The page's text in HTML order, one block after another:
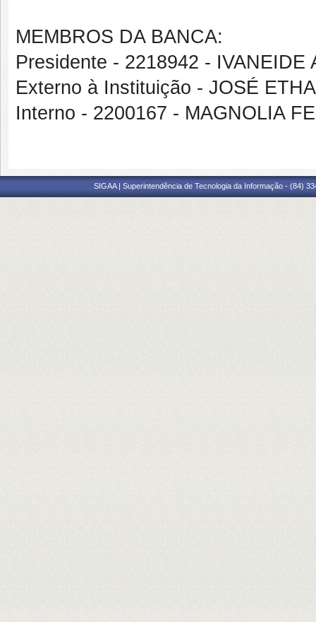
MEMBROS DA BANCA:
Presidente - 2218942 - IVANEIDE
Externo à Instituição - JOSÉ
Interno - 2200167 - MAGNOLIA
SIGAA | Superintendência de Tecnologia da Informação - (84)